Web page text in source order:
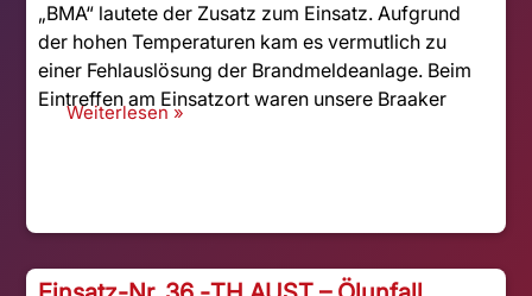
„BMA“ lautete der Zusatz zum Einsatz. Aufgrund
der hohen Temperaturen kam es vermutlich zu
einer Fehlauslösung der Brandmeldeanlage. Beim
Eintreffen am Einsatzort waren unsere Braaker
Weiterlesen »